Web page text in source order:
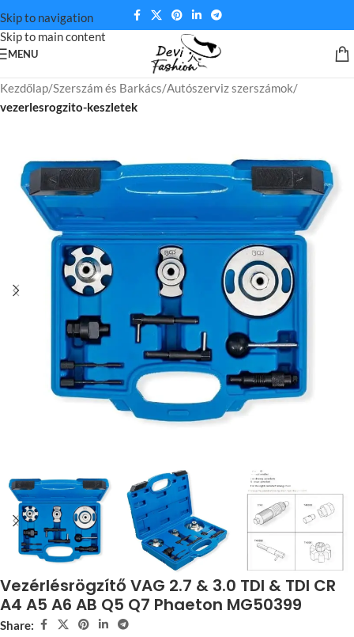
Skip to navigation
Skip to main content
MENU
Kezdőlap Szerszám és Barkács Autószerviz szerszámok
vezerlesrogzito-keszletek
Vezérlésrögzítő VAG 2.7 & 3.0 TDI & TDI CR
A4 A5 A6 AB Q5 Q7 Phaeton MG50399
Share: